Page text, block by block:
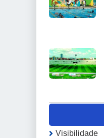
Visibilidade